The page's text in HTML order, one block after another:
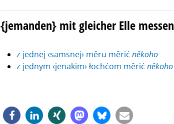
{jemanden} mit gleicher Elle messen
z jednej ‹samsnej› měru měrić někoho
z jednym ‹jenakim› łochćom měrić někoho